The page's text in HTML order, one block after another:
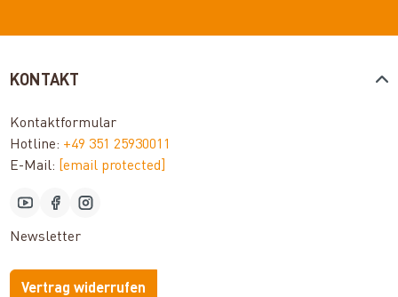
KONTAKT
Kontaktformular
Hotline: +49 351 25930011
E-Mail:
[email protected]
Newsletter
Vertrag widerrufen